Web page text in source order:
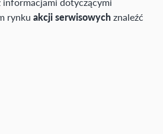
rynku akcji serwisowychznaleźć